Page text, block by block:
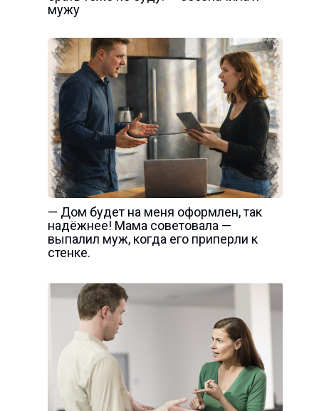
мужу
— Дом будет на меня оформлен, так
надёжнее! Мама советовала —
выпалил муж, когда его приперли к
стенке.